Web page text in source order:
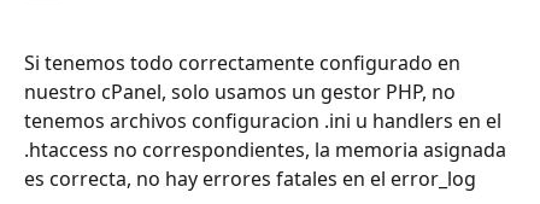
Si tenemos todo correctamente configurado en
nuestro cPanel, solo usamos un gestor PHP, no
tenemos archivos configuracion .ini u handlers en el
.htaccess no correspondientes, la memoria asignada
es correcta, no hay errores fatales en el error_log